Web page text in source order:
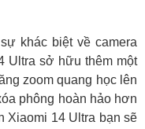
khác biệt về camera
Ultra sở hữu thêm một
zoom quang học lên
phông hoàn hảo hơn
Xiaomi 14 Ultra bạn sẽ